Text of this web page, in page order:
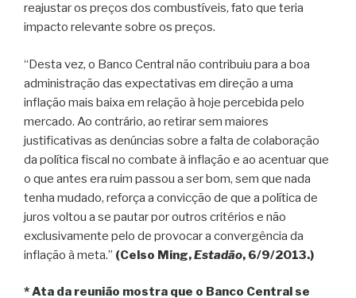
reajustar os preços dos combustíveis, fato que teria
impacto relevante sobre os preços.
“Desta vez, o Banco Central não contribuiu para a boa
administração das expectativas em direção a uma
inflação mais baixa em relação à hoje percebida pelo
mercado. Ao contrário, ao retirar sem maiores
justificativas as denúncias sobre a falta de colaboração
da política fiscal no combate à inflação e ao acentuar que
o que antes era ruim passou a ser bom, sem que nada
tenha mudado, reforça a convicção de que a política de
juros voltou a se pautar por outros critérios e não
exclusivamente pelo de provocar a convergência da
inflação à meta.” (Celso Ming,Estadão, 6/9/2013.)
* Ata da reunião mostra que o Banco Central se